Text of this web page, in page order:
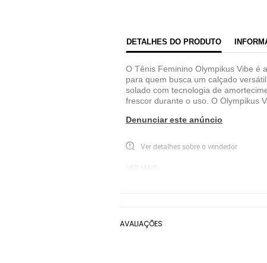
DETALHES DO PRODUTO
O Tênis Feminino Olympikus Vibe é
para quem busca um calçado
solado com tecnologia de
frescor durante o uso. O Olympikus
Denunciar este anúncio
Ver detalhes sobre o vendedor
VER MAIS
AVALIAÇÕES